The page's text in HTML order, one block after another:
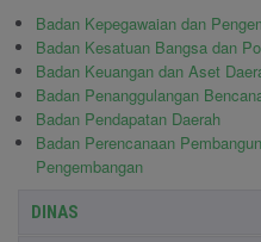
Badan Kepegawaian dan
Badan Kesatuan Bangsa dan
Badan Keuangan dan Aset
Badan Penanggulangan
Badan Pendapatan Daerah
Badan Perencanaan
Pengembangan
DINAS